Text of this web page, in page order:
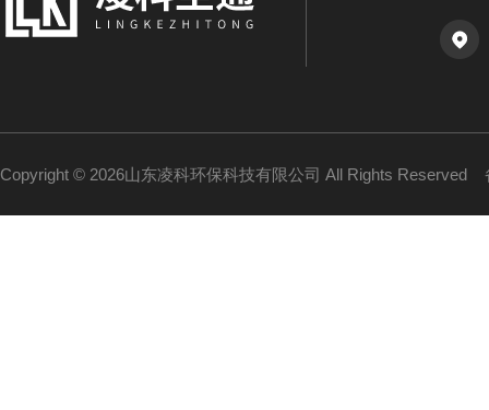
Copyright © 2026山东凌科环保科技有限公司 All Rights Reserved